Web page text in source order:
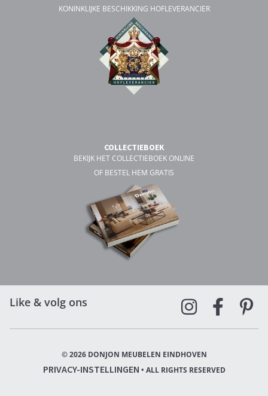
KONINKLIJKE BESCHIKKING HOFLEVERANCIER
COLLECTIEBOEK
BEKIJK HET COLLECTIEBOEK ONLINE
OF BESTEL HEM GRATIS
Like & volg ons
© 2026 DONJON MEUBELEN EINDHOVEN
PRIVACY-INSTELLINGEN • ALL RIGHTS RESERVED